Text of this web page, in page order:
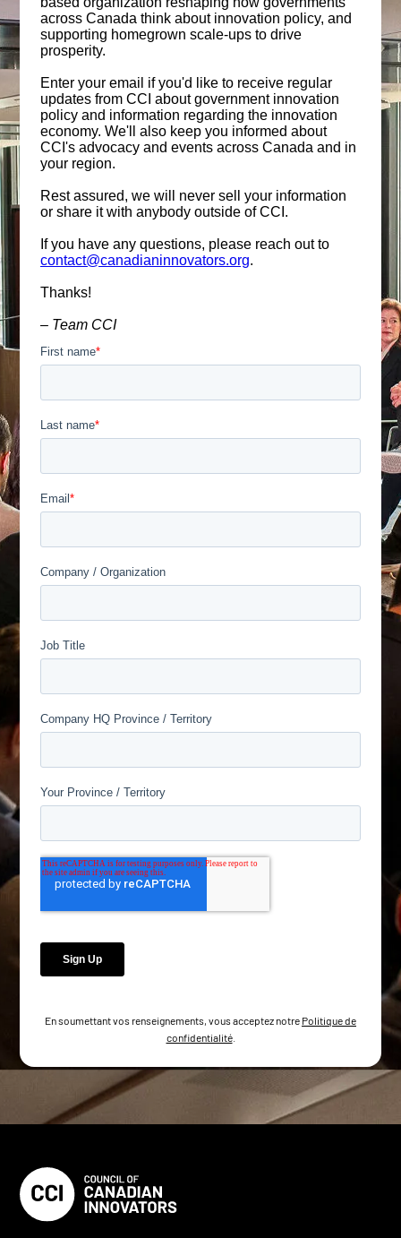
En soumettant vos renseignements, vous acceptez notre Politique de
confidentialité.